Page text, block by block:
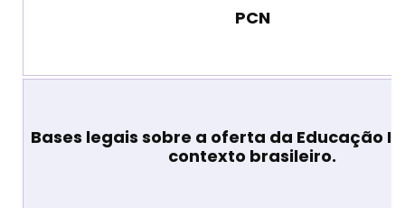
PCN
Bases legais sobre a oferta da Educação
contexto brasileiro.